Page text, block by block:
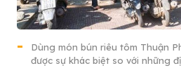
Dùng món bún riêu tôm Thuận
được sự khác biệt so với những